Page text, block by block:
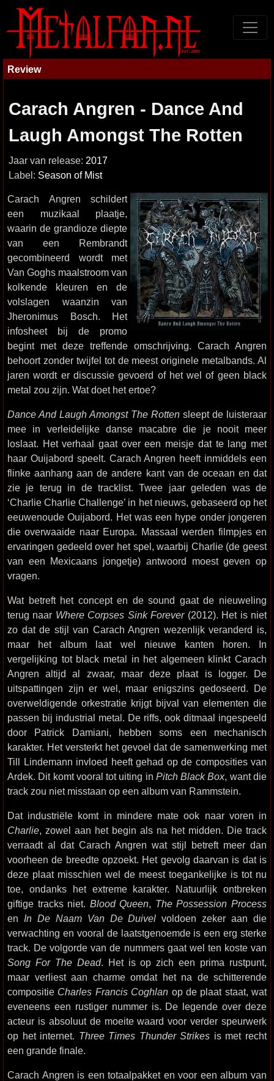
Review
Carach Angren - Dance And
Laugh Amongst The Rotten
Jaar van release: 2017
Label: Season of Mist
Carach Angren schildert
een muzikaal plaatje,
waarin de grandioze diepte
van een Rembrandt
gecombineerd wordt met
Van Goghs maalstroom van
kolkende kleuren en de
volslagen waanzin van
Jheronimus Bosch. Het
infosheet bij de promo
begint met deze treffende omschrijving. Carach Angren
behoort zonder twijfel tot de meest originele metalbands. Al
jaren wordt er discussie gevoerd of het wel of geen black
metal zou zijn. Wat doet het ertoe?
Dance And Laugh Amongst The Rotten sleept de luisteraar
mee in verleidelijke danse macabre die je nooit meer
loslaat. Het verhaal gaat over een meisje dat te lang met
haar Ouijabord speelt. Carach Angren heeft inmiddels een
flinke aanhang aan de andere kant van de oceaan en dat
zie je terug in de tracklist. Twee jaar geleden was de
‘Charlie Charlie Challenge’ in het nieuws, gebaseerd op het
eeuwenoude Ouijabord. Het was een hype onder jongeren
die overwaaide naar Europa. Massaal werden filmpjes en
ervaringen gedeeld over het spel, waarbij Charlie (de geest
van een Mexicaans jongetje) antwoord moest geven op
vragen.
Wat betreft het concept en de sound gaat de nieuweling
terug naar Where Corpses Sink Forever(2012). Het is niet
zo dat de stijl van Carach Angren wezenlijk veranderd is,
maar het album laat wel nieuwe kanten horen. In
vergelijking tot black metal in het algemeen klinkt Carach
Angren altijd al zwaar, maar deze plaat is logger. De
uitspattingen zijn er wel, maar enigszins gedoseerd. De
overweldigende orkestratie krijgt bijval van elementen die
passen bij industrial metal. De riffs, ook ditmaal ingespeeld
door Patrick Damiani, hebben soms een mechanisch
karakter. Het versterkt het gevoel dat de samenwerking met
Till Lindemann invloed heeft gehad op de composities van
Ardek. Dit komt vooral tot uiting in Pitch Black Box, want die
track zou niet misstaan op een album van Rammstein.
Dat industriële komt in mindere mate ook naar voren in
Charlie, zowel aan het begin als na het midden. Die track
verraadt al dat Carach Angren wat stijl betreft meer dan
voorheen de breedte opzoekt. Het gevolg daarvan is dat is
deze plaat misschien wel de meest toegankelijke is tot nu
toe, ondanks het extreme karakter. Natuurlijk ontbreken
giftige tracks niet. Blood Queen, The Possession Process
en In De Naam Van De Duivel voldoen zeker aan die
verwachting en vooral de laatstgenoemde is een erg sterke
track. De volgorde van de nummers gaat wel ten koste van
Song For The Dead. Het is op zich een prima rustpunt,
maar verliest aan charme omdat het na de schitterende
compositie Charles Francis Coghlan op de plaat staat, wat
eveneens een rustiger nummer is. De legende over deze
acteur is absoluut de moeite waard voor verder speurwerk
op het internet. Three Times Thunder Strikes is met recht
een grande finale.
Carach Angren is een totaalpakket en voor een album van